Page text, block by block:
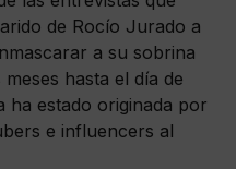
de Rocío Jurado a
a su sobrina
hasta el día de
ha estado originada por
e influencers al